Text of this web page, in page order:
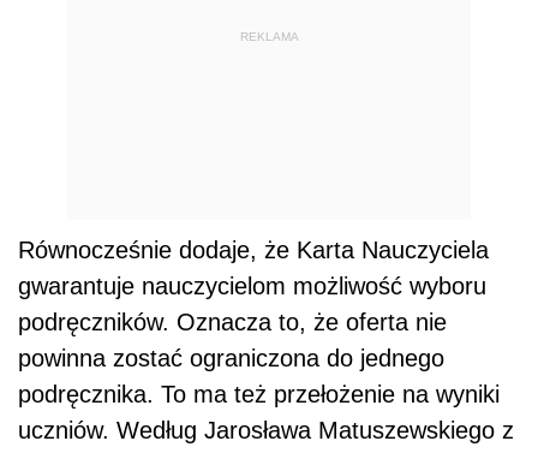
REKLAMA
Równocześnie dodaje, że Karta Nauczyciela
gwarantuje nauczycielom możliwość wyboru
podręczników. Oznacza to, że oferta nie
powinna zostać ograniczona do jednego
podręcznika. To ma też przełożenie na wyniki
uczniów. Według Jarosława Matuszewskiego z